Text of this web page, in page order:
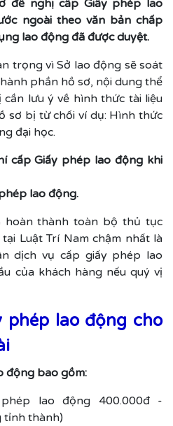
đề nghị cấp Giấy phép lao
ngoài theo văn bản chấp
lao động đã được duyệt.
trọng vì Sở lao động sẽ soát
phần hồ sơ, nội dung thể
lưu ý về hình thức tài liệu
sơ bị từ chối ví dụ: Hình thức
đại học.
cấp Giấy phép lao động khi
lao động.
hoàn thành toàn bộ thủ tục
Luật Trí Nam chậm nhất là
dịch vụ cấp giấy phép lao
của khách hàng nếu quý vị
phép lao động cho
động bao gồm:
lao động 400.000đ -
tỉnh thành)